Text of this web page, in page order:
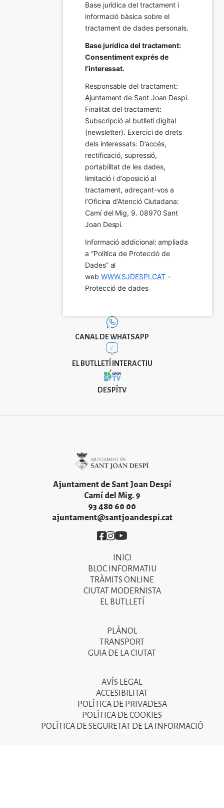
Base jurídica del tractament i
informació bàsica sobre el
tractament de dades personals.
Base jurídica del tractament:
Consentiment exprés de
l’interessat.
Responsable del tractament:
Ajuntament de Sant Joan Despí.
Finalitat del tractament:
Subscripció al butlletí digital
(newsletter). Exercici de drets
dels interessats: D’accés,
rectificació, supressió,
portabilitat de les dades,
limitació i d’oposició al
tractament, adreçant-vos a
l’Oficina d’Atenció Ciutadana:
Camí del Mig, 9. 08970 Sant
Joan Despí.
Informació addicional: ampliada
a “Política de Protecció de
Dades” al
web WWW.SJDESPI.CAT –
Protecció de dades
CANAL DE WHATSAPP
EL BUTLLETÍ INTERACTIU
DESPÍTV
Ajuntament de Sant Joan Despí
Camí del Mig. 9
93 480 60 00
ajuntament@santjoandespi.cat
Imatge
Imatge
Imatge
INICI
BLOC INFORMATIU
TRÀMITS ONLINE
CIUTAT MODERNISTA
EL BUTLLETÍ
PLÀNOL
TRANSPORT
GUIA DE LA CIUTAT
AVÍS LEGAL
ACCESIBILITAT
POLÍTICA DE PRIVADESA
POLÍTICA DE COOKIES
POLÍTICA DE SEGURETAT DE LA INFORMACIÓ